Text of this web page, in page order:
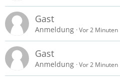
Gast
Anmeldung Vor 2 Minuten
Gast
Anmeldung Vor 2 Minuten